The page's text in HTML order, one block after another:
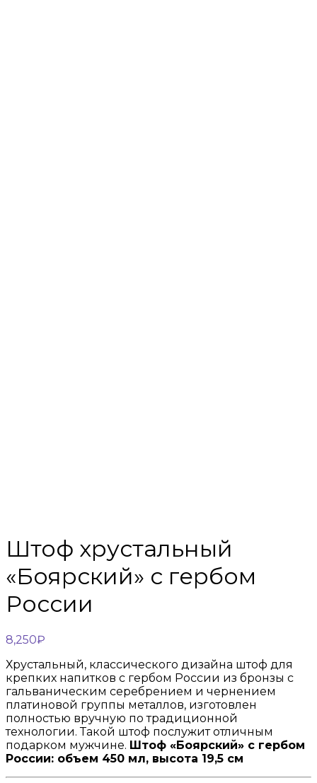
Штоф хрустальный
«Боярский» с гербом
России
8,250₽
Хрустальный, классического дизайна штоф для
крепких напитков с гербом России из бронзы с
гальваническим серебрением и чернением
платиновой группы металлов, изготовлен
полностью вручную по традиционной
технологии. Такой штоф послужит отличным
подарком мужчине. Штоф «Боярский» с гербом
России: объем 450 мл, высота 19,5 см